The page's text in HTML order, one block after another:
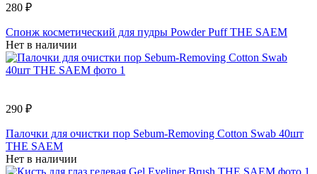
280 ₽
Спонж косметический для пудры Powder Puff THE SAEM
Нет в наличии
290 ₽
Палочки для очистки пор Sebum-Removing Cotton Swab 40шт
THE SAEM
Нет в наличии